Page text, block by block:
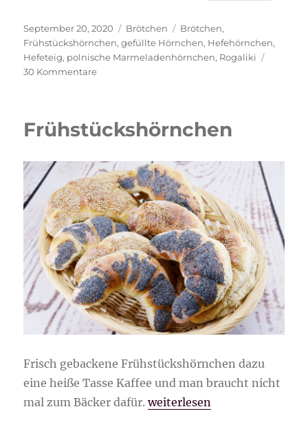
Veröffentlicht
am
September 20, 2020 Kategorien
Brötchen Schlagwörter
Brötchen,
Frühstückshörnchen,gefüllte Hörnchen, Hefehörnchen,
Hefeteig, polnische Marmeladenhörnchen, Rogaliki
30 Kommentarezu
Frühstückshörnchen
Frisch gebackene Frühstückshörnchen dazu
eine heiße Tasse Kaffee und man braucht nicht
mal zum Bäcker dafür.„Frühstückshörnchen“
weiterlesen